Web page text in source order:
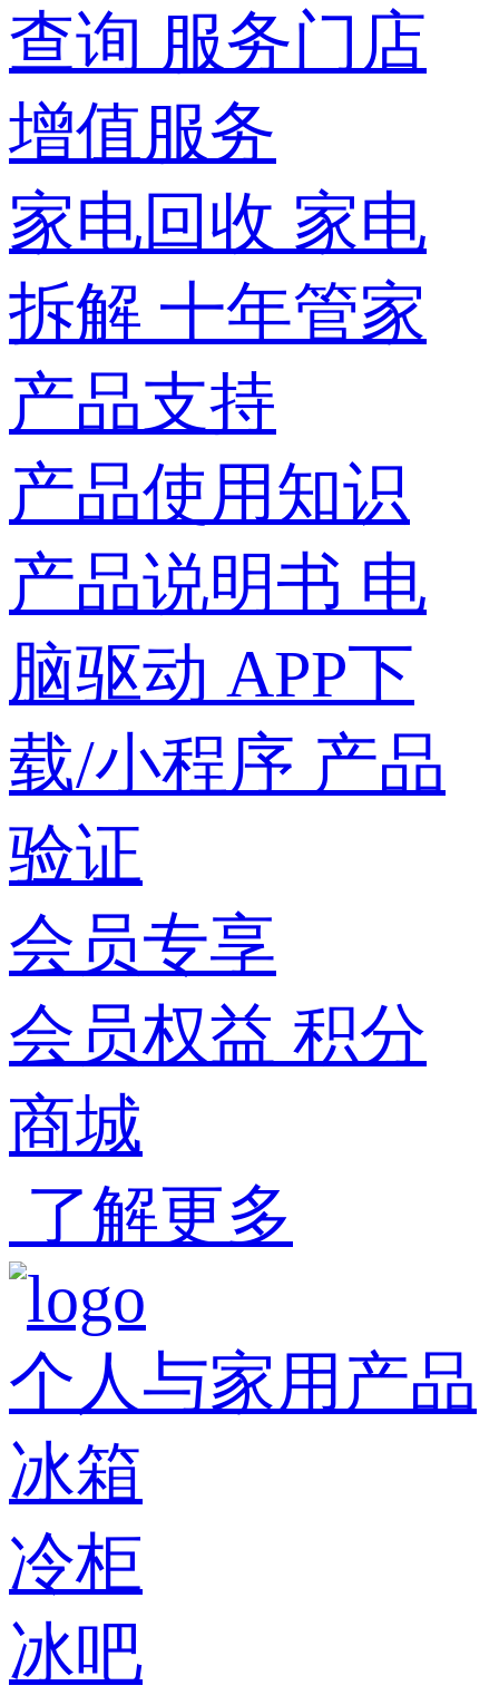
查询 服务门店
增值服务
家电回收 家电
拆解 十年管家
产品支持
产品使用知识
产品说明书 电
脑驱动 APP下
载/小程序 产品
验证
会员专享
会员权益 积分
商城
了解更多
个人与家用产品
冰箱
冷柜
冰吧